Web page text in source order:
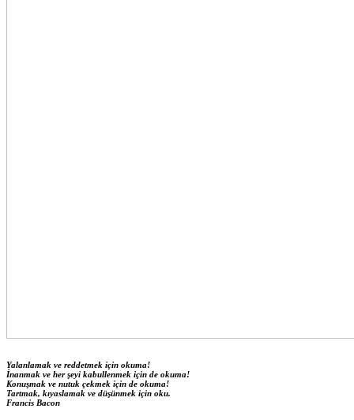
Yalanlamak ve reddetmek için okuma!
İnanmak ve her şeyi kabullenmek için de okuma!
Konuşmak ve nutuk çekmek için de okuma!
Tartmak, kıyaslamak ve düşünmek için oku.
Francis Bacon